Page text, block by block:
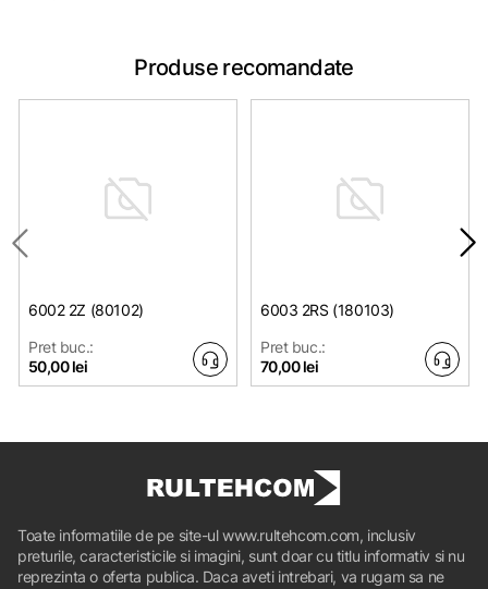
Produse recomandate
6002 2Z (80102)
Pret buc.:
50,00 lei
6003 2RS (180103)
Pret buc.:
70,00 lei
Toate informatiile de pe site-ul www.rultehcom.com, inclusiv
preturile, caracteristicile si imagini, sunt doar cu titlu informativ si nu
reprezinta o oferta publica. Daca aveti intrebari, va rugam sa ne